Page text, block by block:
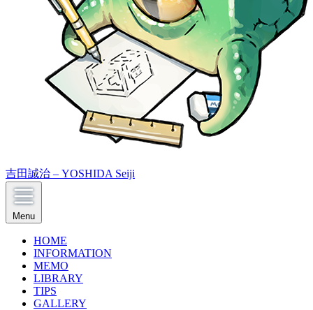
吉田誠治 – YOSHIDA Seiji
Menu
HOME
INFORMATION
MEMO
LIBRARY
TIPS
GALLERY